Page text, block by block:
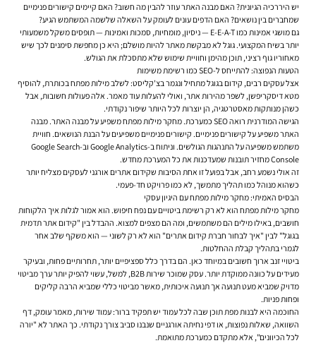
יש היררכיה הגיונית? האם מבנה האתר עוזר להבין מה חשוב? האם קיימים קישורים פנימיים
שמחברים בין נושאים? האם הדפים עונים לעומק על השאלה שלשמה המשתמש הגיע?
גם מושגי אמינות כמו E-E-A-T — ניסיון, מומחיות, סמכות ואמינות — תופסים משקל משמעותי
יותר בשיח המקצועי. גוגל לא מבקשת מאתר להיות מושלם; היא כן מחפשת סימנים לכך שיש
מאחוריו גוף רציני, תוכן מהימן וחוויית שימוש שלא מתסכלת את הגולש.
הטעות הנפוצה: להתייחס ל-SEO כמו רשימת משימות
אצל עסקים רבים, קידום בגוגל מתחיל ונגמר בצ'קליסט: לשלב מילות מפתח בכותרת, להוסיף
מטא דיסקריפשן, לשפר מהירות אתר, ואולי להעלות עוד מאמר. אלה פעולות חשובות, אבל
כשהן מנותקות מאסטרטגיה, הן יוצרות לכל היותר שיפור נקודתי.
הגישה המודרנית רואה SEO כמערכת. מחקר מילות מפתח משפיע על מבנה האתר. מבנה
האתר משפיע על קישורים פנימיים. קישורים פנימיים משפיעים על הבנת הנושאים. חוויית
משתמש משפיעה על התנהגות הגולשים. וניתוח ב-Google Analytics וב-Google Search
Console מחזיר תובנות שמעדכנות את כל המערכת מחדש.
זה אולי נשמע רחב, אבל בפועל זו אחת הסיבות שקידום אתרים אורגני לעסקים מצליח יותר
כשהוא מנוהל כמו תהליך מתמשך, לא כמו פרויקט חד-פעמי.
הבסיס האמיתי: מחקר מילות מפתח עם היגיון עסקי
מחקר מילות מפתח הוא לא רק רשימת ביטויים עם נפח חיפוש. הוא אמור לגלות איך הלקוחות
חושבים, באילו מילים הם משתמשים, ומה הם מצפים למצוא. ההבדל בין "קידום אתר תדמית
בגוגל" לבין "איך לבחור חברת קידום אתרים" הוא לא רק לשוני — הוא משקף שלב אחר
לגמרי בתהליך קבלת ההחלטות.
ביטויי זנב ארוך חשובים במיוחד כאן. הם בדרך כלל ספציפיים יותר, תחרותיים פחות, ובעיקר
מעידים על כוונה ממוקדת יותר. עסק שמוכר שירות B2B, למשל, עשוי להפיק יותר ערך מביטוי
מדויק שמביא מעט תנועה אך תנועה איכותית, מאשר מביטוי כללי שמביא הרבה קליקים
ופחות פניות.
החוכמה היא לבנות מפת תוכן שבה לכל עמוד יש תפקיד ברור: עמוד שירות, מאמר עומק, דף
השוואה, שאלות נפוצות, או דפי נחיתה אורגניים שנבנו סביב צורך נקודתי. כך האתר לא "יורה
לכל הכיוונים", אלא מתקדם כמערכת מתואמת.